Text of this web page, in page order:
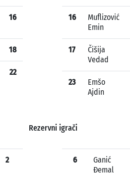
16
18
22
16
Muflizović
Emin
17
Čišija
Vedad
23
Emšo
Ajdin
Rezervni igrači
2 6
Ganić
Đemal